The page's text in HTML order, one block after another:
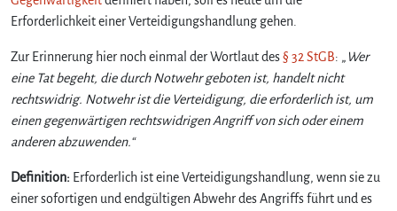
Erforderlichkeit einer Verteidigungshandlung gehen.
Zur Erinnerung hier noch einmal der Wortlaut des§ 32 StGB: „ Wer
eine Tat begeht, die durch Notwehr geboten ist, handelt nicht
rechtswidrig. Notwehr ist die Verteidigung, die erforderlich ist, um
einen gegenwärtigen rechtswidrigen Angriff von sich oder einem
anderen abzuwenden.“
Definition: Erforderlich ist eine Verteidigungshandlung, wenn sie zu
einer sofortigen und endgültigen Abwehr des Angriffs führt und es